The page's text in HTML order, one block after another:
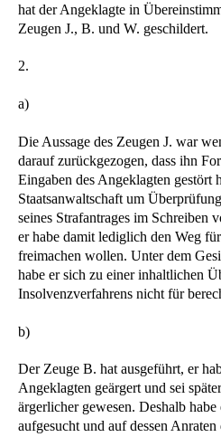
hat der Angeklagte in
Zeugen J., B. und W. geschildert.
2.
a)
Die Aussage des Zeugen J. war
darauf zurückgezogen, dass ihn
Eingaben des Angeklagten gestört
Staatsanwaltschaft um
seines Strafantrages im Schreiben
er habe damit lediglich den Weg
freimachen wollen. Unter dem
habe er sich zu einer inhaltlichen
Insolvenzverfahrens nicht für
b)
Der Zeuge B. hat ausgeführt, er
Angeklagten geärgert und sei
ärgerlicher gewesen. Deshalb
aufgesucht und auf dessen